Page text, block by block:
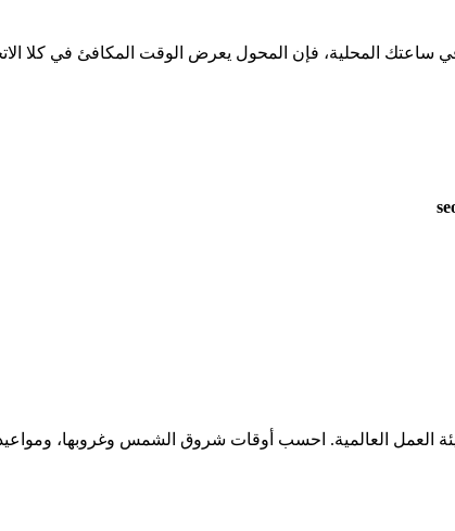
المحلية، فإن المحول يعرض الوقت المكافئ في كلا
العمل العالمية. احسب أوقات شروق الشمس وغروبها،